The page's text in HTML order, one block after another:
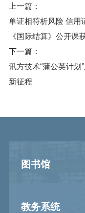
上一篇：
单证相符析风险 信用
《国际结算》公开课
下一篇：
讯方技术“蒲公英计划
新征程
图书馆
教务系统